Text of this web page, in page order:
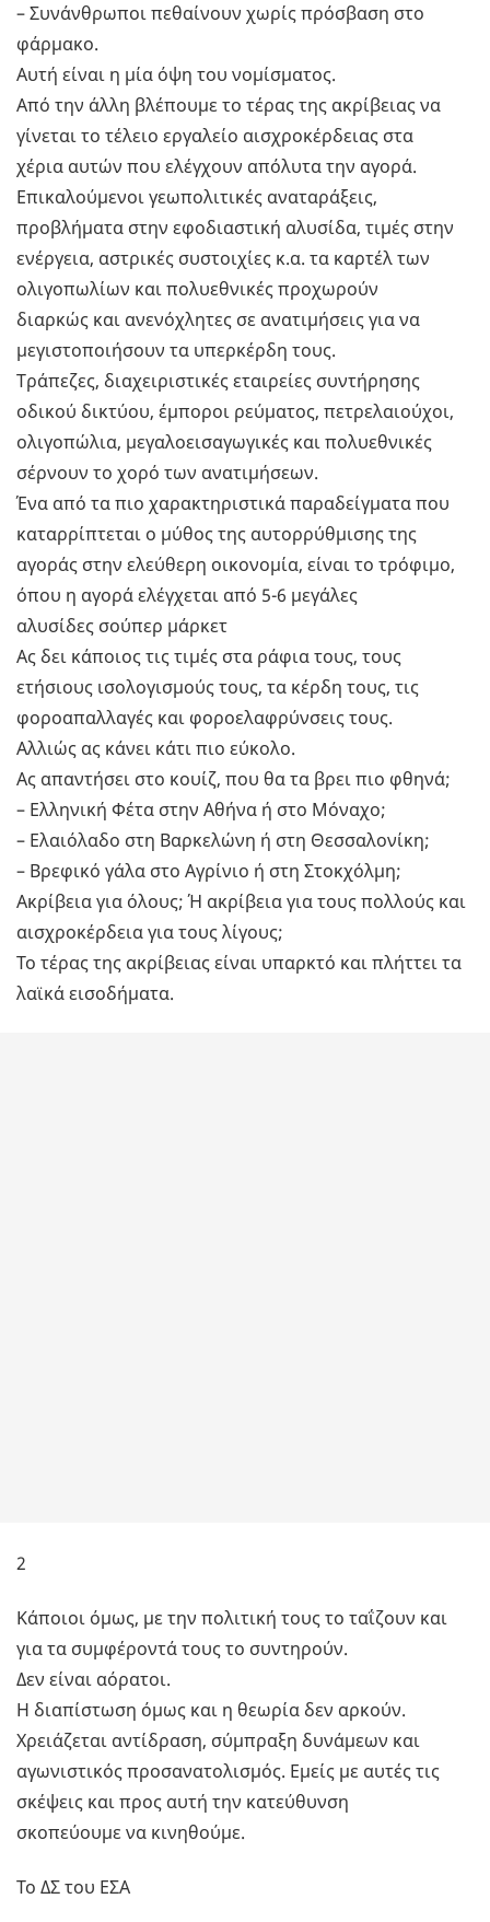
– Συνάνθρωποι πεθαίνουν χωρίς πρόσβαση στο
φάρμακο.
Αυτή είναι η μία όψη του νομίσματος.
Από την άλλη βλέπουμε το τέρας της ακρίβειας να
γίνεται το τέλειο εργαλείο αισχροκέρδειας στα
χέρια αυτών που ελέγχουν απόλυτα την αγορά.
Επικαλούμενοι γεωπολιτικές αναταράξεις,
προβλήματα στην εφοδιαστική αλυσίδα, τιμές στην
ενέργεια, αστρικές συστοιχίες κ.α. τα καρτέλ των
ολιγοπωλίων και πολυεθνικές προχωρούν
διαρκώς και ανενόχλητες σε ανατιμήσεις για να
μεγιστοποιήσουν τα υπερκέρδη τους.
Τράπεζες, διαχειριστικές εταιρείες συντήρησης
οδικού δικτύου, έμποροι ρεύματος, πετρελαιούχοι,
ολιγοπώλια, μεγαλοεισαγωγικές και πολυεθνικές
σέρνουν το χορό των ανατιμήσεων.
Ένα από τα πιο χαρακτηριστικά παραδείγματα που
καταρρίπτεται ο μύθος της αυτορρύθμισης της
αγοράς στην ελεύθερη οικονομία, είναι το τρόφιμο,
όπου η αγορά ελέγχεται από 5-6 μεγάλες
αλυσίδες σούπερ μάρκετ
Ας δει κάποιος τις τιμές στα ράφια τους, τους
ετήσιους ισολογισμούς τους, τα κέρδη τους, τις
φοροαπαλλαγές και φοροελαφρύνσεις τους.
Αλλιώς ας κάνει κάτι πιο εύκολο.
Ας απαντήσει στο κουίζ, που θα τα βρει πιο φθηνά;
– Ελληνική Φέτα στην Αθήνα ή στο Μόναχο;
– Ελαιόλαδο στη Βαρκελώνη ή στη Θεσσαλονίκη;
– Βρεφικό γάλα στο Αγρίνιο ή στη Στοκχόλμη;
Ακρίβεια για όλους; Ή ακρίβεια για τους πολλούς και
αισχροκέρδεια για τους λίγους;
Το τέρας της ακρίβειας είναι υπαρκτό και πλήττει τα
λαϊκά εισοδήματα.
2
Κάποιοι όμως, με την πολιτική τους το ταΐζουν και
για τα συμφέροντά τους το συντηρούν.
Δεν είναι αόρατοι.
Η διαπίστωση όμως και η θεωρία δεν αρκούν.
Χρειάζεται αντίδραση, σύμπραξη δυνάμεων και
αγωνιστικός προσανατολισμός. Εμείς με αυτές τις
σκέψεις και προς αυτή την κατεύθυνση
σκοπεύουμε να κινηθούμε.
Το ΔΣ του ΕΣΑ